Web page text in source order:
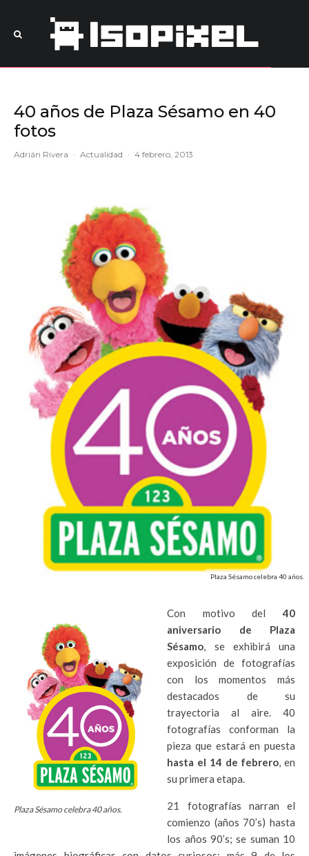
40 años de Plaza Sésamo en 40
fotos
Adrián Rivera · Actualidad · 4 febrero, 2013
Plaza Sésamo celebra 40 años.
Plaza Sésamo celebra 40 años.
Con motivo del40
aniversario de Plaza
Sésamo, se exhibirá una
exposición de fotografías
con los momentos más
destacados de su
trayectoria al aire. 40
fotografías conforman la
pieza que estará en puesta
hasta el 14 de febrero, en
su primera etapa.
21 fotografías narran el
comienzo (años 70’s) hasta
los años 90’s; se suman 10